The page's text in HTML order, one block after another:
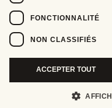
FONCTIONNALITÉ
NON CLASSIFIÉS
ACCEPTER TOUT